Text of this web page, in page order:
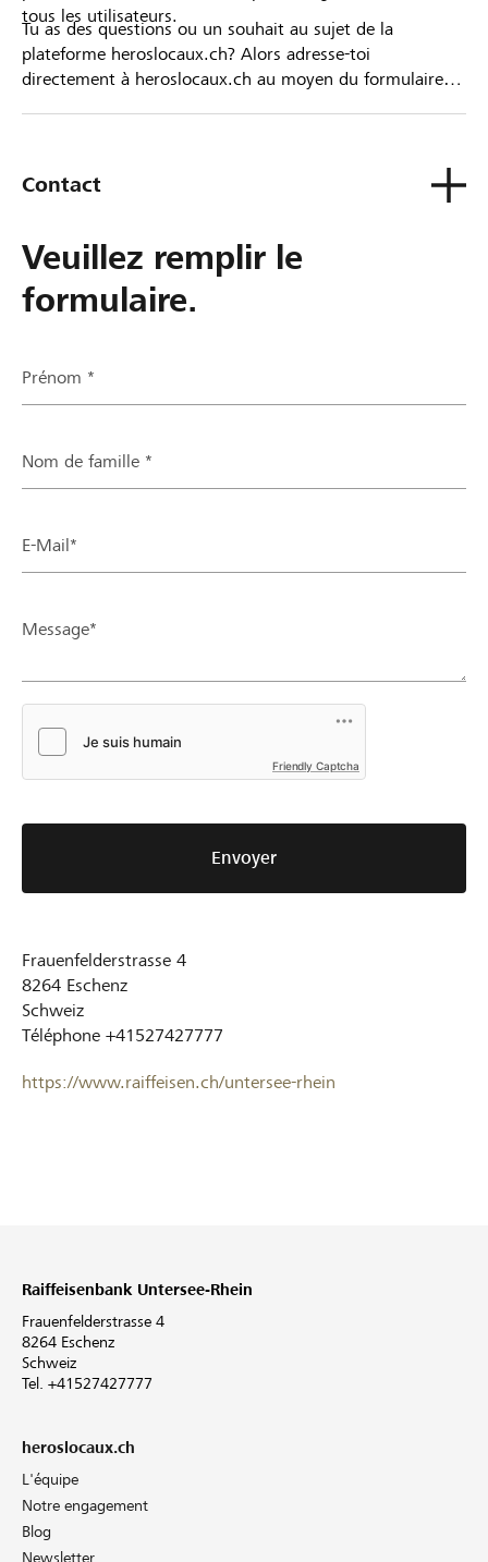
tous les utilisateurs.
Tu as des questions ou un souhait au sujet de la
plateforme heroslocaux.ch? Alors adresse-toi
directement à heroslocaux.ch au moyen du formulaire
Contact
Veuillez remplir le
formulaire.
Prénom *
Nom de famille *
E-Mail*
Message*
Friendly Captcha
Envoyer
Frauenfelderstrasse 4
8264 Eschenz
Schweiz
Téléphone +41527427777
https://www.raiffeisen.ch/untersee-rhein
Raiffeisenbank Untersee-Rhein
Frauenfelderstrasse 4
8264 Eschenz
Schweiz
Tel. +41527427777
heroslocaux.ch
L'équipe
Notre engagement
Blog
Newsletter